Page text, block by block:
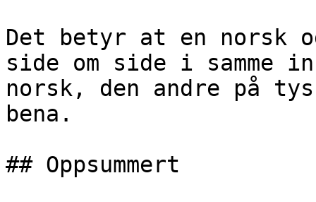
Det betyr at en norsk
side om side i samme
norsk, den andre på
bena.
## Oppsummert